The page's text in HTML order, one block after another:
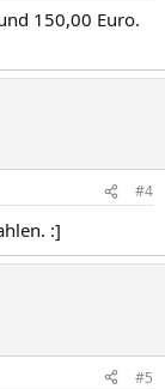
150,00 Euro.
#4
:]
#5